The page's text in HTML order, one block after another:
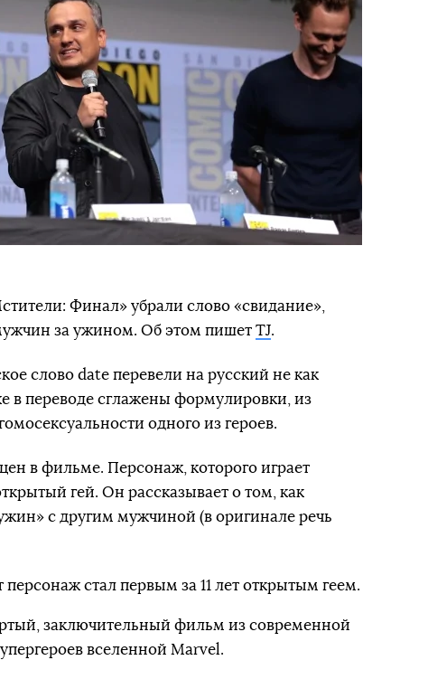
Финал» убрали слово «свидание»,
за ужином. Об этом пишет TJ.
слово date перевели на русский не как
в переводе сглажены формулировки, из
одного из героев.
в фильме. Персонаж, которого играет
гей. Он рассказывает о том, как
с другим мужчиной (в оригинале речь
стал первым за 11 лет открытым геем.
заключительный фильм из современной
вселенной Marvel.